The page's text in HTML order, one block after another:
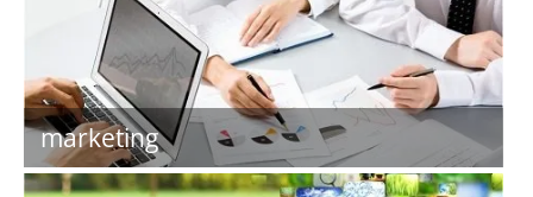
marketing